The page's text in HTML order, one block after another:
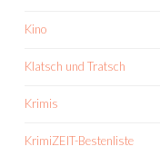
Kino
Klatsch und Tratsch
Krimis
KrimiZEIT-Bestenliste